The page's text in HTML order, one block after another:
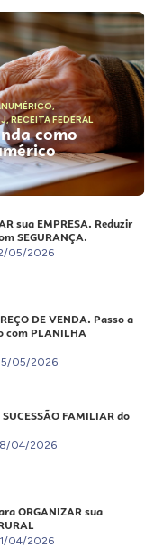
,
,RECEITA FEDERAL
como
sua EMPRESA. Reduzir
SEGURANÇA.
05/2026
DE VENDA. Passo a
com PLANILHA
05/2026
FAMILIAR do
04/2026
ORGANIZAR sua
04/2026